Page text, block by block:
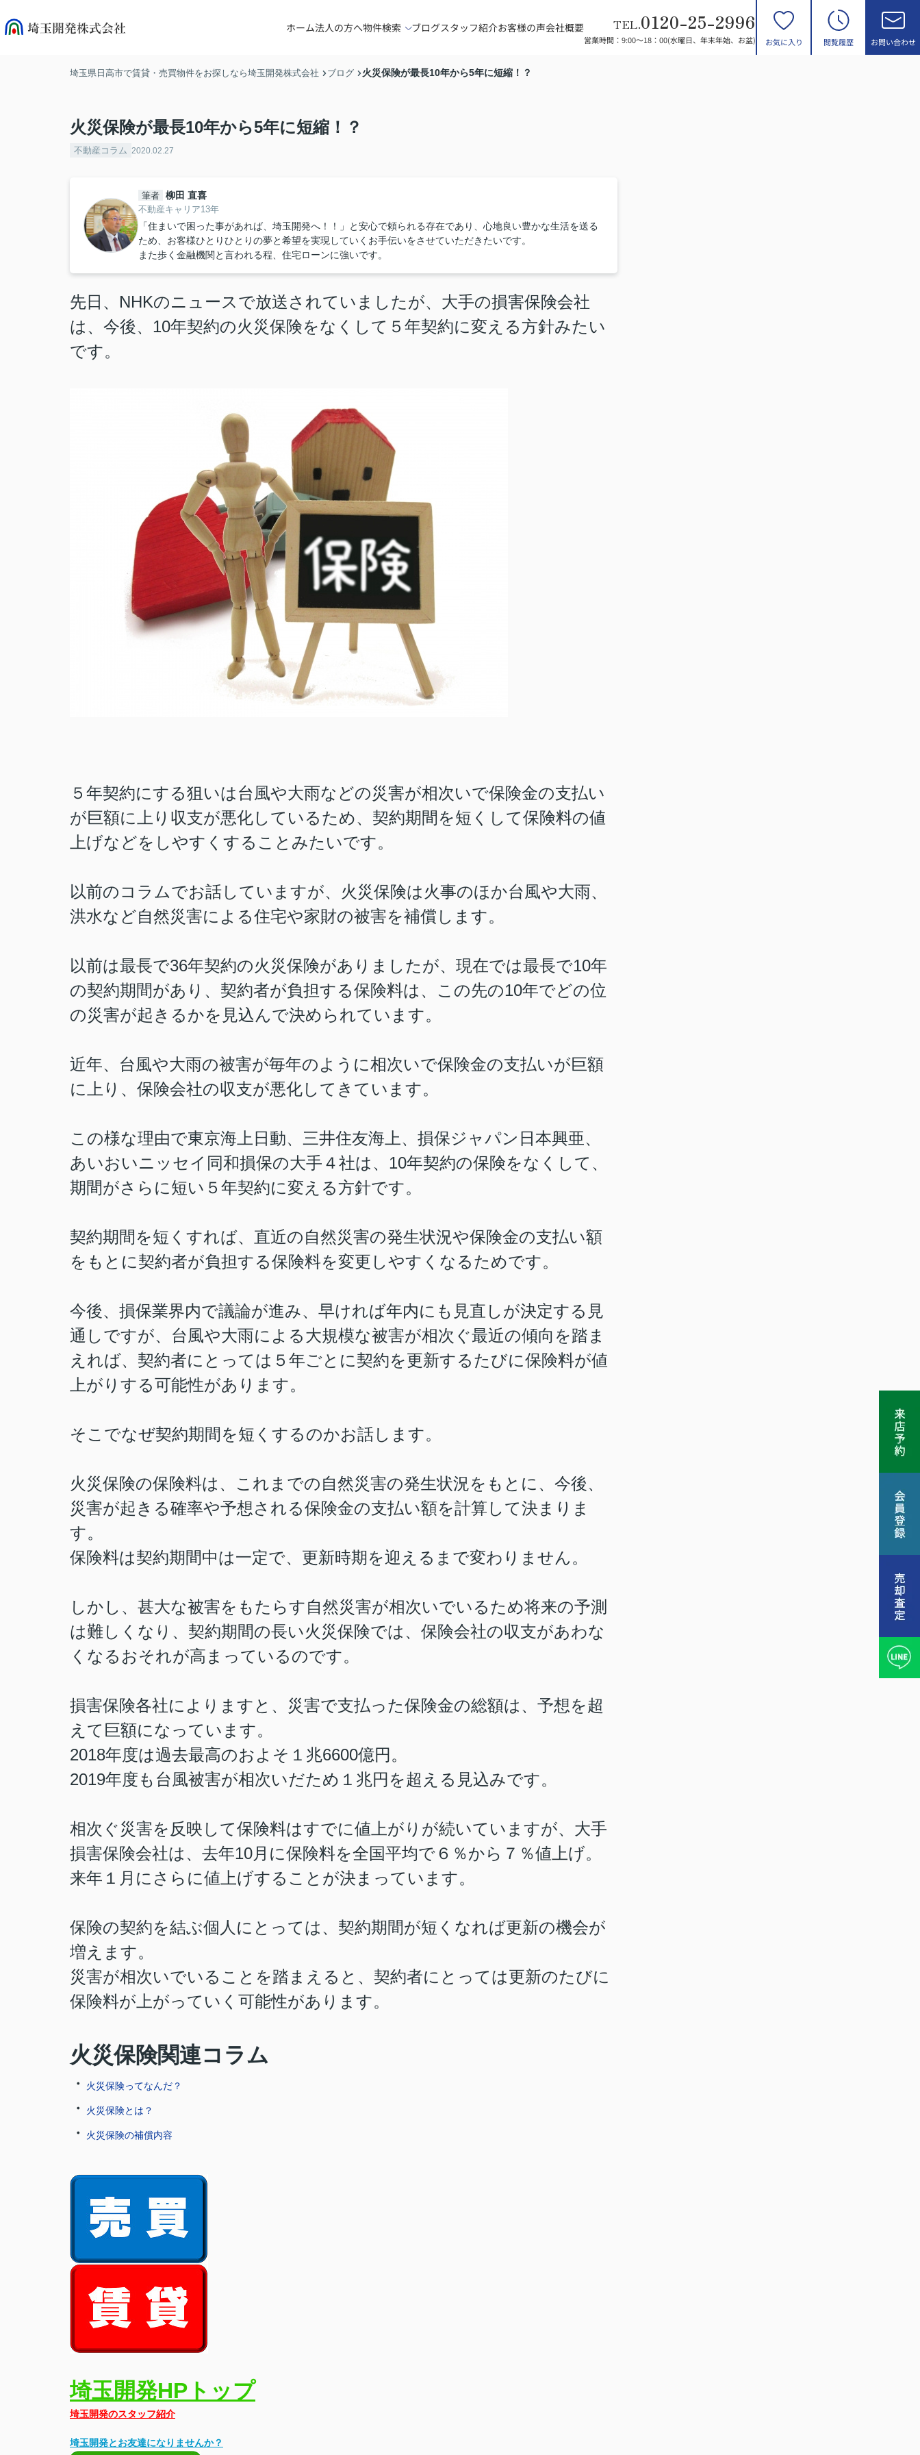
ホーム法人の方へ物件検索 ブログスタッフ紹介お客様の声会社概要 TEL.0120-25-2996
営業時間：9:00～18：00(水曜日、年末年始、お盆) お気に入り 閲覧履歴 お問い合わせ
埼玉県日高市で賃貸・売買物件をお探しなら埼玉開発株式会社 ブログ 火災保険が最長10年から5年に短縮！？
火災保険が最長10年から5年に短縮！？
不動産コラム 2020.02.27
筆者 柳田 直喜
不動産キャリア13年
「住まいで困った事があれば、埼玉開発へ！！」と安心で頼られる存在であり、心地良い豊かな生活を送る
ため、お客様ひとりひとりの夢と希望を実現していくお手伝いをさせていただきたいです。
また歩く金融機関と言われる程、住宅ローンに強いです。
先日、NHKのニュースで放送されていましたが、大手の損害保険会社
は、今後、10年契約の火災保険をなくして５年契約に変える方針みたい
です。
５年契約にする狙いは台風や大雨などの災害が相次いで保険金の支払い
が巨額に上り収支が悪化しているため、契約期間を短くして保険料の値
上げなどをしやすくすることみたいです。
以前のコラムでお話していますが、火災保険は火事のほか台風や大雨、
洪水など自然災害による住宅や家財の被害を補償します。
以前は最長で36年契約の火災保険がありましたが、現在では最長で10年
の契約期間があり、契約者が負担する保険料は、この先の10年でどの位
の災害が起きるかを見込んで決められています。
近年、台風や大雨の被害が毎年のように相次いで保険金の支払いが巨額
に上り、保険会社の収支が悪化してきています。
この様な理由で東京海上日動、三井住友海上、損保ジャパン日本興亜、
あいおいニッセイ同和損保の大手４社は、10年契約の保険をなくして、
期間がさらに短い５年契約に変える方針です。
契約期間を短くすれば、直近の自然災害の発生状況や保険金の支払い額
をもとに契約者が負担する保険料を変更しやすくなるためです。
今後、損保業界内で議論が進み、早ければ年内にも見直しが決定する見
通しですが、台風や大雨による大規模な被害が相次ぐ最近の傾向を踏ま
えれば、契約者にとっては５年ごとに契約を更新するたびに保険料が値
上がりする可能性があります。
そこでなぜ契約期間を短くするのかお話します。
火災保険の保険料は、これまでの自然災害の発生状況をもとに、今後、
災害が起きる確率や予想される保険金の支払い額を計算して決まりま
す。
保険料は契約期間中は一定で、更新時期を迎えるまで変わりません。
しかし、甚大な被害をもたらす自然災害が相次いでいるため将来の予測
は難しくなり、契約期間の長い火災保険では、保険会社の収支があわな
くなるおそれが高まっているのです。
損害保険各社によりますと、災害で支払った保険金の総額は、予想を超
えて巨額になっています。
2018年度は過去最高のおよそ１兆6600億円。
2019年度も台風被害が相次いだため１兆円を超える見込みです。
相次ぐ災害を反映して保険料はすでに値上がりが続いていますが、大手
損害保険会社は、去年10月に保険料を全国平均で６％から７％値上げ。
来年１月にさらに値上げすることが決まっています。
保険の契約を結ぶ個人にとっては、契約期間が短くなれば更新の機会が
増えます。
災害が相次いでいることを踏まえると、契約者にとっては更新のたびに
保険料が上がっていく可能性があります。
火災保険関連コラム
・ 火災保険ってなんだ？
・ 火災保険とは？
・ 火災保険の補償内容
埼玉開発HPトップ
埼玉開発のスタッフ紹介
埼玉開発とお友達になりませんか？